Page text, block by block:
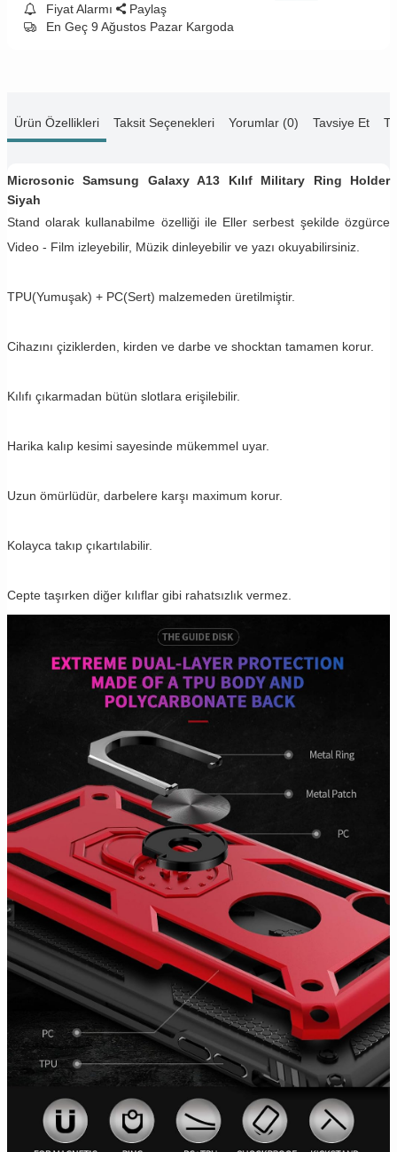
Fiyat Alarmı
Paylaş
En Geç 9 Ağustos Pazar Kargoda
Ürün Özellikleri Taksit Seçenekleri Yorumlar (0) Tavsiye Et
Microsonic Samsung Galaxy A13 Kılıf Military Ring Holder
Siyah
Stand olarak kullanabilme özelliği ile Eller serbest şekilde özgürce
Video - Film izleyebilir, Müzik dinleyebilir ve yazı okuyabilirsiniz.
TPU(Yumuşak) + PC(Sert) malzemeden üretilmiştir.
Cihazını çiziklerden, kirden ve darbe ve shocktan tamamen korur.
Kılıfı çıkarmadan bütün slotlara erişilebilir.
Harika kalıp kesimi sayesinde mükemmel uyar.
Uzun ömürlüdür, darbelere karşı maximum korur.
Kolayca takıp çıkartılabilir.
Cepte taşırken diğer kılıflar gibi rahatsızlık vermez.